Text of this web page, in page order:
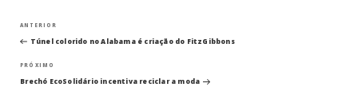
Navegação
de
Post
Post
anterior
ANTERIOR
Túnel colorido no Alabama é criação do FitzGibbons
Próximo
post
PRÓXIMO
Brechó EcoSolidário incentiva reciclar a moda